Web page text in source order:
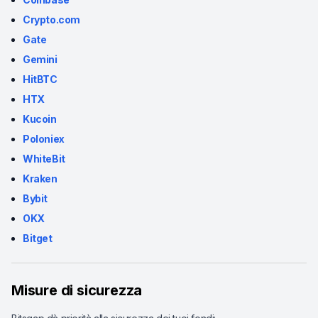
Crypto.com
Gate
Gemini
HitBTC
HTX
Kucoin
Poloniex
WhiteBit
Kraken
Bybit
OKX
Bitget
Misure di sicurezza